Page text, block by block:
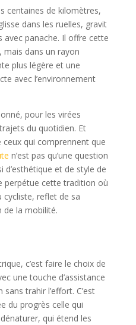
centaines de kilomètres,
dans les ruelles, gravit
avec panache. Il offre cette
dans un rayon
plus légère et une
avec l’environnement
pour les virées
du quotidien. Et
ceux qui comprennent que
n’est pas qu’une question
et de style de
perpétue cette tradition où
cycliste, reflet de sa
de la mobilité.
c’est faire le choix de
une touche d’assistance
trahir l’effort. C’est
du progrès celle qui
qui étend les